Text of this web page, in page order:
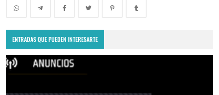
ENTRADAS QUE PUEDEN INTERESARTE